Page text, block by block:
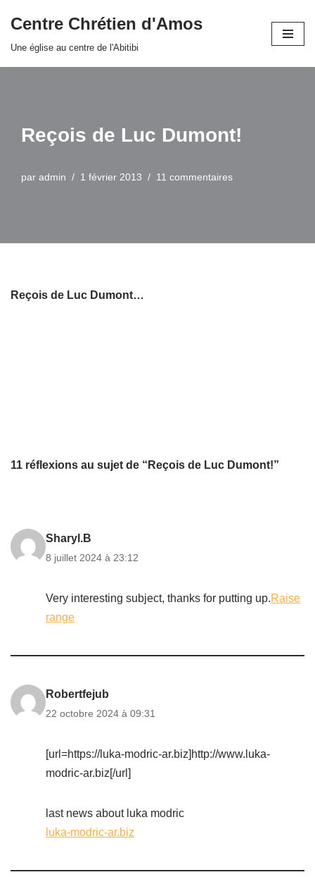
Centre Chrétien d'Amos
Une église au centre de l'Abitibi
Reçois de Luc Dumont!
par admin 1 février 2013 11 commentaires
Reçois de Luc Dumont…
11 réflexions au sujet de “Reçois de Luc Dumont!”
Sharyl.B
8 juillet 2024 à 23:12
Very interesting subject, thanks for putting up.Raise
range
Robertfejub
22 octobre 2024 à 09:31
[url=https://luka-modric-ar.biz]http://www.luka-
modric-ar.biz[/url]
last news about luka modric
luka-modric-ar.biz